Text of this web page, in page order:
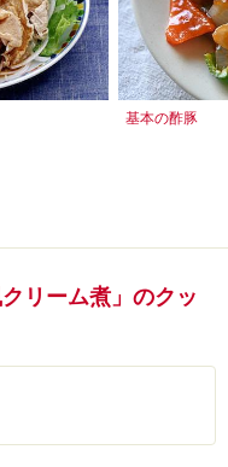
基本の酢豚
リーム煮」のクッ